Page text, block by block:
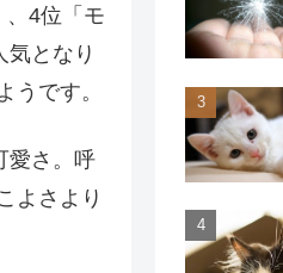
、4位「モ
となり
うです。
愛さ。呼
よさより